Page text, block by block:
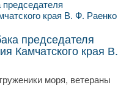
председателя
Камчатского края В.
моря, ветераны